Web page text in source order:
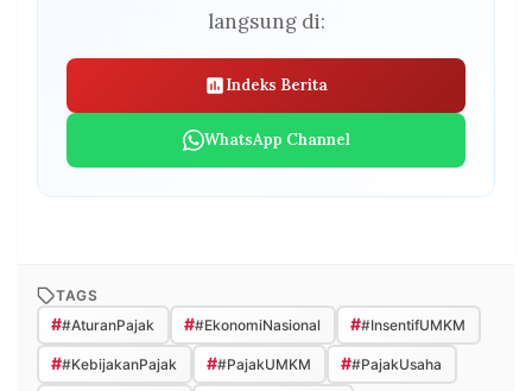
langsung di:
Indeks Berita
WhatsApp Channel
TAGS
##AturanPajak ##EkonomiNasional ##InsentifUMKM
##KebijakanPajak ##PajakUMKM ##PajakUsaha